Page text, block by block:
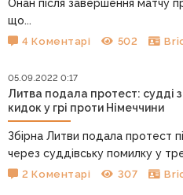
Онан після завершення матчу
що...
4 Коментарі 502
05.09.2022 0:17
Литва подала протест: судді
кидок у грі проти Німеччини
Збірна Литви подала протест
через суддівську помилку у
2 Коментарі 307